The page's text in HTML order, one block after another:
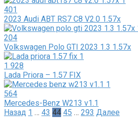
401
2023 Audi ABT RS7 C8 V2.0 1.57x
204
Volkswagen Polo GTI 2023 1.3 1.57x
1 928
Lada Priora – 1.57 FIX
564
Mercedes-Benz W213 v1.1
Пагинация
Назад 1 … 43 44 45 … 293 Далее